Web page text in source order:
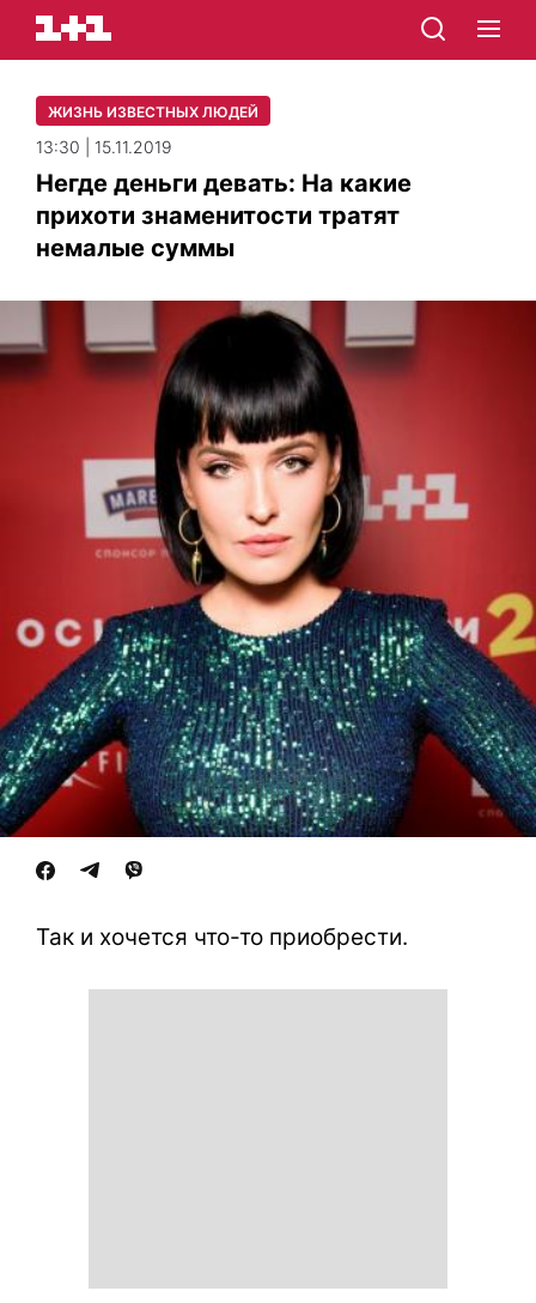
ЖИЗНЬ ИЗВЕСТНЫХ ЛЮДЕЙ
13:30 | 15.11.2019
Негде деньги девать: На какие
прихоти знаменитости тратят
немалые суммы
Так и хочется что-то приобрести.